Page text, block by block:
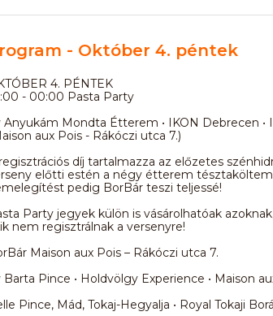
- Október 4. péntek
4. PÉNTEK
- 00:00 Pasta Party
Anyukám Mondta Étterem • IKON Debrecen •
aux Pois - Rákóczi utca 7.)
díj tartalmazza az előzetes
előtti estén a négy étterem
pedig BorBár teszi teljessé!
Party jegyek külön is vásárolhatóak
nem regisztrálnak a versenyre!
Maison aux Pois – Rákóczi utca 7.
Barta Pince • Holdvölgy Experience • Maison
Pince, Mád, Tokaj-Hegyalja • Royal Tokaji